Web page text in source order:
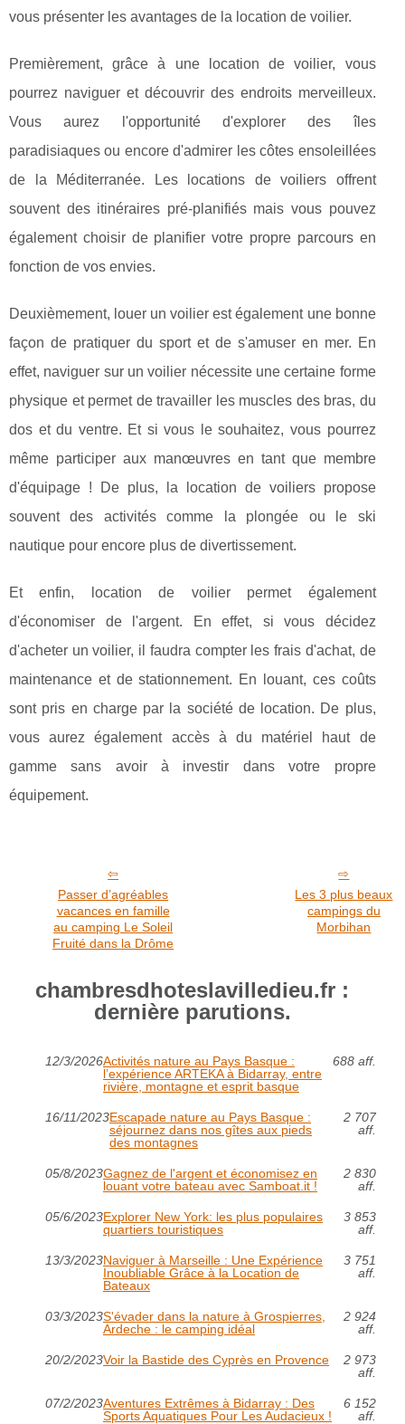
vous présenter les avantages de la location de voilier.
Premièrement, grâce à une location de voilier, vous
pourrez naviguer et découvrir des endroits merveilleux.
Vous aurez l'opportunité d'explorer des îles
paradisiaques ou encore d'admirer les côtes ensoleillées
de la Méditerranée. Les locations de voiliers offrent
souvent des itinéraires pré-planifiés mais vous pouvez
également choisir de planifier votre propre parcours en
fonction de vos envies.
Deuxièmement, louer un voilier est également une bonne
façon de pratiquer du sport et de s'amuser en mer. En
effet, naviguer sur un voilier nécessite une certaine forme
physique et permet de travailler les muscles des bras, du
dos et du ventre. Et si vous le souhaitez, vous pourrez
même participer aux manœuvres en tant que membre
d'équipage ! De plus, la location de voiliers propose
souvent des activités comme la plongée ou le ski
nautique pour encore plus de divertissement.
Et enfin, location de voilier permet également
d'économiser de l'argent. En effet, si vous décidez
d'acheter un voilier, il faudra compter les frais d'achat, de
maintenance et de stationnement. En louant, ces coûts
sont pris en charge par la société de location. De plus,
vous aurez également accès à du matériel haut de
gamme sans avoir à investir dans votre propre
équipement.
Passer d’agréables
vacances en famille
au camping Le Soleil
Fruité dans la Drôme
Les 3 plus beaux
campings du
Morbihan
chambresdhoteslavilledieu.fr :
dernière parutions.
12/3/2026Activités nature au Pays Basque :
l’expérience ARTEKA à Bidarray, entre
rivière, montagne et esprit basque
688 aff.
16/11/2023Escapade nature au Pays Basque :
séjournez dans nos gîtes aux pieds
des montagnes
2 707
aff.
05/8/2023Gagnez de l'argent et économisez en
louant votre bateau avec Samboat.it !
2 830
aff.
05/6/2023Explorer New York: les plus populaires
quartiers touristiques
3 853
aff.
13/3/2023Naviguer à Marseille : Une Expérience
Inoubliable Grâce à la Location de
Bateaux
3 751
aff.
03/3/2023S'évader dans la nature à Grospierres,
Ardeche : le camping idéal
2 924
aff.
20/2/2023Voir la Bastide des Cyprès en Provence
2 973
aff.
07/2/2023Aventures Extrêmes à Bidarray : Des
Sports Aquatiques Pour Les Audacieux !
6 152
aff.